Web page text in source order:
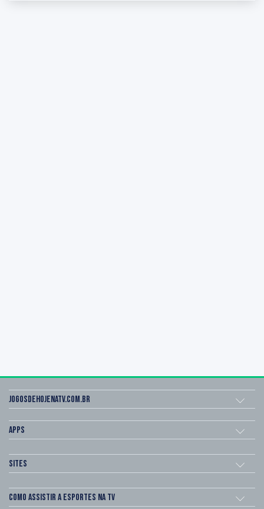
Jogosdehojenatv.com.br
Apps
Sites
Como assistir a esportes na TV